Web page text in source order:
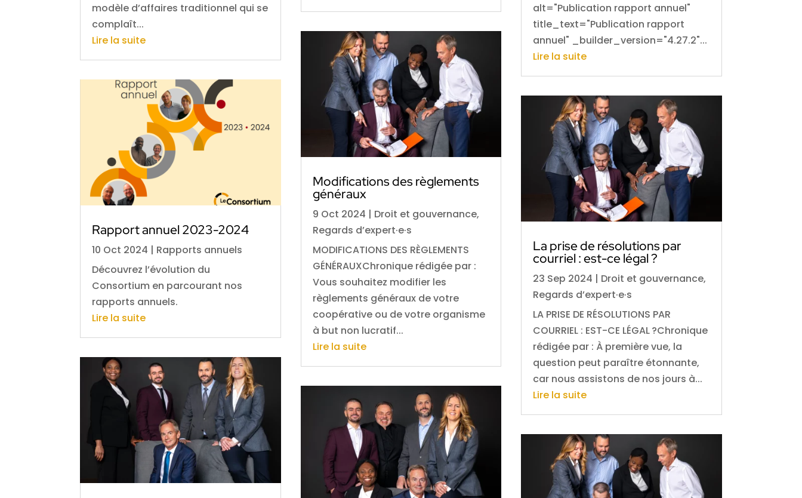
modèle d’affaires traditionnel qui se
complaît...
Lire la suite
Rapport annuel 2023-2024
10 Oct 2024 | Rapports annuels
Découvrez l’évolution du
Consortium en parcourant nos
rapports annuels.
Lire la suite
Modifications des règlements
généraux
9 Oct 2024 | Droit et gouvernance,
Regards d’expert·e·s
MODIFICATIONS DES RÈGLEMENTS
GÉNÉRAUXChronique rédigée par :
Vous souhaitez modifier les
règlements généraux de votre
coopérative ou de votre organisme
à but non lucratif...
Lire la suite
alt="Publication rapport annuel"
title_text="Publication rapport
annuel" _builder_version="4.27.2"...
Lire la suite
La prise de résolutions par
courriel : est-ce légal ?
23 Sep 2024 | Droit et gouvernance,
Regards d’expert·e·s
LA PRISE DE RÉSOLUTIONS PAR
COURRIEL : EST-CE LÉGAL ?Chronique
rédigée par : À première vue, la
question peut paraître étonnante,
car nous assistons de nos jours à...
Lire la suite